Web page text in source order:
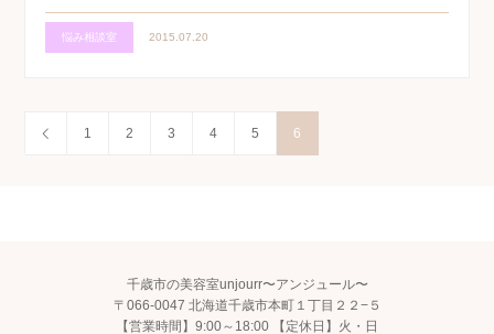
悩み相談室 2015.07.20
1 2 3 4 5 6
千歳市の美容室unjourr〜アンジュール〜
〒066-0047 北海道千歳市本町１丁目２２−５
【営業時間】9:00～18:00 【定休日】火・日